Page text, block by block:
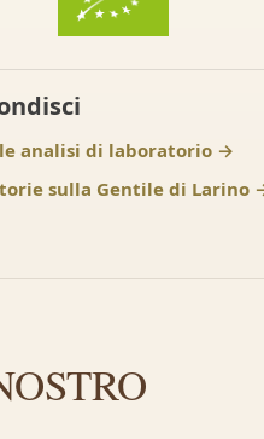
analisi di laboratorio
sulla Gentile di Larino